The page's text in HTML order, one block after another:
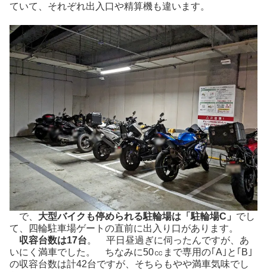
ていて、それぞれ出入口や精算機も違います。
で、 大型バイクも停められる駐輪場は「駐輪場C」 でし
て、四輪駐車場ゲートの直前に出入り口があります。
収容台数は17台。 平日昼過ぎに伺ったんですが、あ
いにく満車でした。 ちなみに50㏄まで専用の｢A｣と｢B｣
の収容台数は計42台ですが、そちらもやや満車気味でし